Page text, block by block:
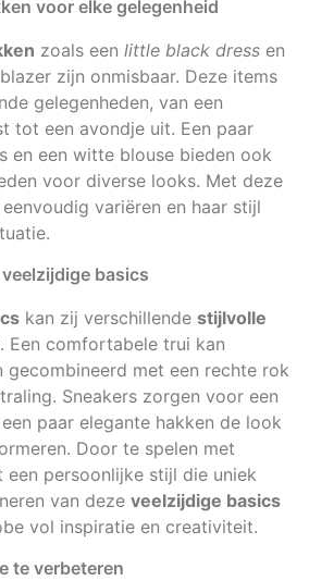
voor elke gelegenheid
zoals een little black dress en
zijn onmisbaar. Deze items
gelegenheden, van een
tot een avondje uit. Een paar
en een witte blouse bieden ook
voor diverse looks. Met deze
variëren en haar stijl
basics
kan zij verschillende stijlvolle
Een comfortabele trui kan
met een rechte rok
Sneakers zorgen voor een
paar elegante hakken de look
Door te spelen met
een persoonlijke stijl die uniek
van deze veelzijdige basics
vol inspiratie en creativiteit.
te verbeteren